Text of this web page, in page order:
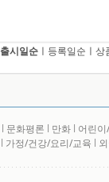
출시일순 ㅣ 등록일순 ㅣ 상
l 문화평론 l 만화 l 어린
l 가정/건강/요리/교육 l